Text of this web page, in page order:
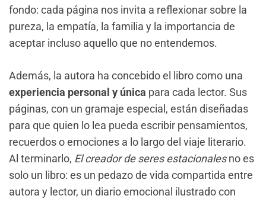
fondo: cada página nos invita a reflexionar sobre la
pureza, la empatía, la familia y la importancia de
aceptar incluso aquello que no entendemos.
Además, la autora ha concebido el libro como una
experiencia personal y única para cada lector. Sus
páginas, con un gramaje especial, están diseñadas
para que quien lo lea pueda escribir pensamientos,
recuerdos o emociones a lo largo del viaje literario.
Al terminarlo, El creador de seres estacionalesno es
solo un libro: es un pedazo de vida compartida entre
autora y lector, un diario emocional ilustrado con